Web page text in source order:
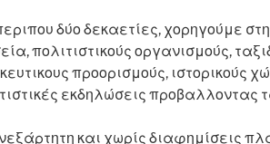
δύο δεκαετίες, χορηγούμε
πολιτιστικούς οργανισμούς,
προορισμούς, ιστορικούς
εκδηλώσεις προβαλλοντας
και χωρίς διαφημίσεις